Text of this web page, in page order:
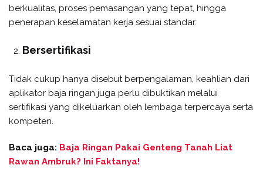
berkualitas, proses pemasangan yang tepat, hingga
penerapan keselamatan kerja sesuai standar.
Bersertifikasi
Tidak cukup hanya disebut berpengalaman, keahlian dari
aplikator baja ringan juga perlu dibuktikan melalui
sertifikasi yang dikeluarkan oleh lembaga terpercaya serta
kompeten.
Baca juga: Baja Ringan Pakai Genteng Tanah Liat
Rawan Ambruk? Ini Faktanya!